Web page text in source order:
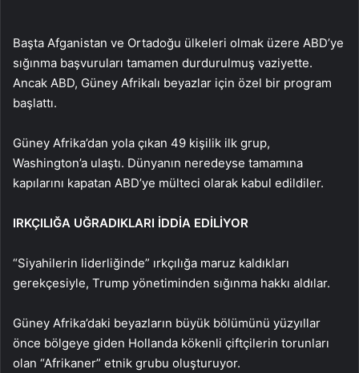
Başta Afganistan ve Ortadoğu ülkeleri olmak üzere ABD’ye
sığınma başvuruları tamamen durdurulmuş vaziyette.
Ancak ABD, Güney Afrikalı beyazlar için özel bir program
başlattı.
Güney Afrika’dan yola çıkan 49 kişilik ilk grup,
Washington’a ulaştı. Dünyanın neredeyse tamamına
kapılarını kapatan ABD’ye mülteci olarak kabul edildiler.
IRKÇILIĞA UĞRADIKLARI İDDİA EDİLİYOR
“Siyahilerin liderliğinde” ırkçılığa maruz kaldıkları
gerekçesiyle, Trump yönetiminden sığınma hakkı aldılar.
Güney Afrika’daki beyazların büyük bölümünü yüzyıllar
önce bölgeye giden Hollanda kökenli çiftçilerin torunları
olan “Afrikaner” etnik grubu oluşturuyor.